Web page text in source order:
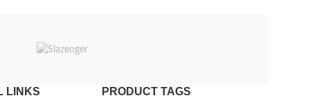
LINKS PRODUCT TAGS